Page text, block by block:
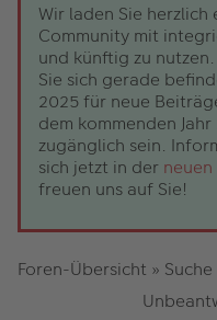
Wir laden Sie herzlich
Community mit
und künftig zu
Sie sich gerade
2025 für neue
dem kommenden
zugänglich sein.
sich jetzt in der
freuen uns auf Sie!
Foren-Übersicht » Suche